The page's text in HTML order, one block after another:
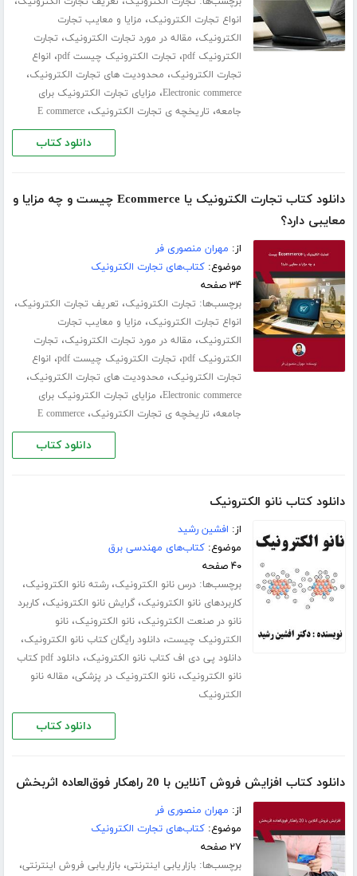
انواع تجارت الکترونیک، مزایا و معایب تجارت
الکترونیک، مقاله در مورد تجارت الکترونیک، تجارت
الکترونیک pdf
، تجارت الکترونیک چیست pdf ، انواع
تجارت الکترونیک، محدودیت های تجارت الکترونیک،
Electronic commerce، مزایای تجارت الکترونیک برای
جامعه، تاریخچه ی تجارت الکترونیک،E commerce
دانلود کتاب
دانلود کتاب تجارت الکترونیک یا Ecommerce چیست و چه مزایا و
معایبی دارد؟
از: مهران منصوری فر
موضوع:کتاب‌های تجارت الکترونیک
۳۴ صفحه
برچسب‌ها: تجارت الکترونیک، تعریف تجارت الکترونیک،
انواع تجارت الکترونیک، مزایا و معایب تجارت
الکترونیک، مقاله در مورد تجارت الکترونیک، تجارت
الکترونیک pdf
، تجارت الکترونیک چیست pdf ، انواع
تجارت الکترونیک، محدودیت های تجارت الکترونیک،
Electronic commerce، مزایای تجارت الکترونیک برای
جامعه، تاریخچه ی تجارت الکترونیک،E commerce
دانلود کتاب
دانلود کتاب نانو الکترونیک
از: افشین رشید
موضوع:کتاب‌های مهندسی برق
۴۰ صفحه
برچسب‌ها:درس نانو الکترونیک،رشته نانو الکترونیک،
کاربردهای نانو الکترونیک،گرایش نانو الکترونیک،کاربرد
نانو در صنعت الکترونیک،نانو الکترونیک،نانو
الکترونیک چیست،دانلود رایگان کتاب نانو الکترونیک،
دانلود پی دی اف کتاب نانو الکترونیک،
دانلود pdf کتاب
نانو الکترونیک،نانو الکترونیک در پزشکی، مقاله نانو
الکترونیک
دانلود کتاب
دانلود کتاب افزایش فروش آنلاین با 20 راهکار فوق‌العاده اثربخش
از: مهران منصوری فر
موضوع:کتاب‌های تجارت الکترونیک
۲۷ صفحه
برچسب‌ها:بازاریابی اینترنتی،بازاریابی فروش اینترنتی،